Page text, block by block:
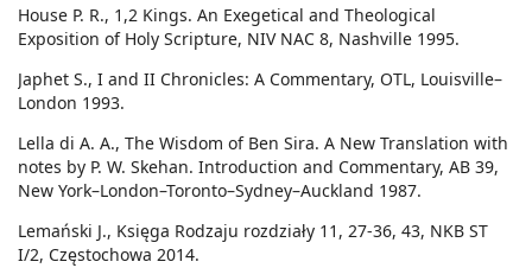
House P. R., 1,2 Kings. An Exegetical and Theological
Exposition of Holy Scripture, NIV NAC 8, Nashville 1995.
Japhet S., I and II Chronicles: A Commentary, OTL, Louisville–
London 1993.
Lella di A. A., The Wisdom of Ben Sira. A New Translation with
notes by P. W. Skehan. Introduction and Commentary, AB 39,
New York–London–Toronto–Sydney–Auckland 1987.
Lemański J., Księga Rodzaju rozdziały 11, 27-36, 43, NKB ST
I/2, Częstochowa 2014.